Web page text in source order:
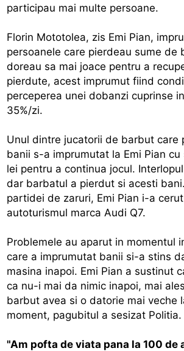
participau mai multe persoane.
Florin Mototolea, zis Emi Pian,
persoanele care pierdeau sume de
doreau sa mai joace pentru a
pierdute, acest imprumut fiind
perceperea unei dobanzi cuprinse
35%/zi.
Unul dintre jucatorii de barbut care
banii s-a imprumutat la Emi Pian
lei pentru a continua jocul.
dar barbatul a pierdut si acesti
partidei de zaruri, Emi Pian i-a
autoturismul marca Audi Q7.
Problemele au aparut in momentul
care a imprumutat banii si-a stins
masina inapoi. Emi Pian a sustinut
ca nu-i mai da nimic inapoi, mai
barbut avea si o datorie mai veche
moment, pagubitul a sesizat Politia.
"Am pofta de viata pana la 100 de